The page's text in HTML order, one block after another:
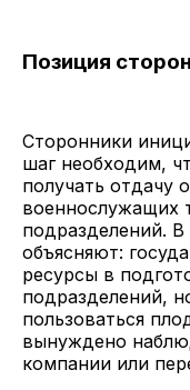
Позиция
Сторонники
шаг необходим,
получать отдачу
военнослужащих
подразделений.
объясняют:
ресурсы в
подразделений,
пользоваться
вынуждено
компании или